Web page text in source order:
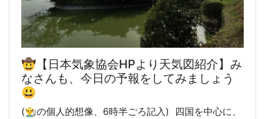
🤠【日本気象協会HPより天気図紹介】み
なさんも、今日の予報をしてみましょう
😃
(👨‍🌾の個人的想像、6時半ごろ記入) 四国を中心に、